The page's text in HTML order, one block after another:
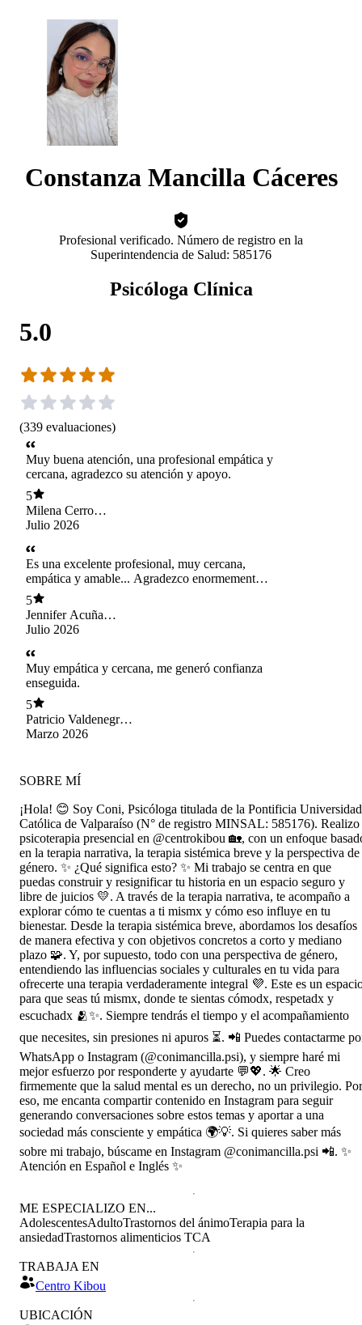
Constanza Mancilla Cáceres
Profesional verificado. Número de registro en la
Superintendencia de Salud: 585176
Psicóloga Clínica
5.0
(339 evaluaciones)
Muy buena atención, una profesional empática y
cercana, agradezco su atención y apoyo.
5
Milena Cerro
Arévalo
Julio 2026
Es una excelente profesional, muy cercana,
empática y amable... Agradezco enormemente
su apoyo en este difícil momento, me hace sentir
tranquila y logra que exprese lo que no expreso
y demuestro con nadie. Por más personas y
profesionales como ella, sobre todo si se trata de
la salud mental, no siempre saben llegar a las
personas, pero Constanza lo demuestra en cada
sesión. Agradecida de su trabajo y que la
universidad brinde esta ayuda, gracias por tener
personas tan competentes. Felicitaciones a ella y
a la UVM.
5
Jennifer Acuña
ibaceta
Julio 2026
Muy empática y cercana, me generó confianza
enseguida.
5
Patricio Valdenegro
Pulgar
Marzo 2026
SOBRE MÍ
¡Hola! 😊 Soy Coni, Psicóloga titulada de la Pontificia Universidad
Católica de Valparaíso (N° de registro MINSAL: 585176). Realizo
psicoterapia presencial en @centrokibou 🏡, con un enfoque
en la terapia narrativa, la terapia sistémica breve y la perspectiva de
género. ✨ ¿Qué significa esto? ✨ Mi trabajo se centra en que
puedas construir y resignificar tu historia en un espacio seguro y
libre de juicios 💛. A través de la terapia narrativa, te acompaño a
explorar cómo te cuentas a ti mismx y cómo eso influye en tu
bienestar. Desde la terapia sistémica breve, abordamos los desafíos
de manera efectiva y con objetivos concretos a corto y mediano
plazo 🧩. Y, por supuesto, todo con una perspectiva de género,
entendiendo las influencias sociales y culturales en tu vida para
ofrecerte una terapia verdaderamente integral 💜. Este es un
para que seas tú mismx, donde te sientas cómodx, respetadx y
escuchadx 🫂✨. Siempre tendrás el tiempo y el acompañamiento
que necesites, sin presiones ni apuros ⏳. 📲 Puedes contactarme
WhatsApp o Instagram (@conimancilla.psi), y siempre haré mi
mejor esfuerzo por responderte y ayudarte 💬💖. 🌟 Creo
firmemente que la salud mental es un derecho, no un privilegio. Por
eso, me encanta compartir contenido en Instagram para seguir
generando conversaciones sobre estos temas y aportar a una
sociedad más consciente y empática 🌍💡. Si quieres saber más
sobre mi trabajo, búscame en Instagram @conimancilla.psi 📲. ✨
Atención en Español e Inglés ✨
ME ESPECIALIZO EN...
AdolescentesAdultoTrastornos del ánimoTerapia para la
ansiedadTrastornos alimenticios TCA
TRABAJA EN
Centro Kibou
UBICACIÓN